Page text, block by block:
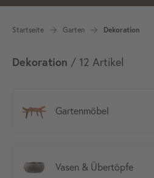
Startseite Garten Dekoration
Vasen & Übertöpfe
Gartenmöbel
Dekoration / 12 Artikel